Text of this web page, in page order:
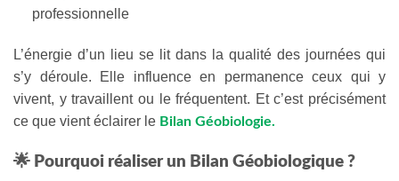
professionnelle
L’énergie d’un lieu se lit dans la qualité des journées qui
s’y déroule. Elle influence en permanence ceux qui y
vivent, y travaillent ou le fréquentent. Et c’est précisément
ce que vient éclairer le Bilan Géobiologie.
🌟 Pourquoi réaliser un Bilan Géobiologique ?